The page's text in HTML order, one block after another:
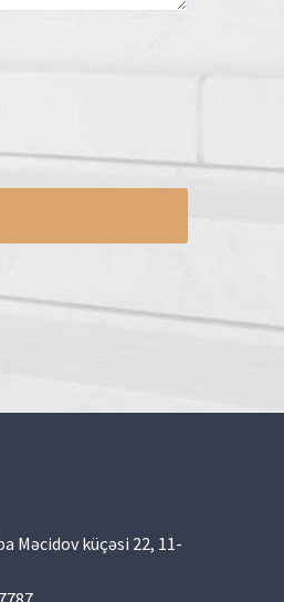
Məcidov küçəsi 22, 11-